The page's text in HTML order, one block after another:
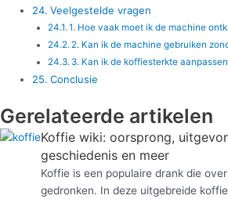
Veelgestelde vragen
1. Hoe vaak moet ik de machine
2. Kan ik de machine gebruiken
3. Kan ik de koffiesterkte
Conclusie
Gerelateerde artikelen
Koffie wiki: oorsprong,
geschiedenis en meer
Koffie is een populaire drank die
gedronken. In deze uitgebreide